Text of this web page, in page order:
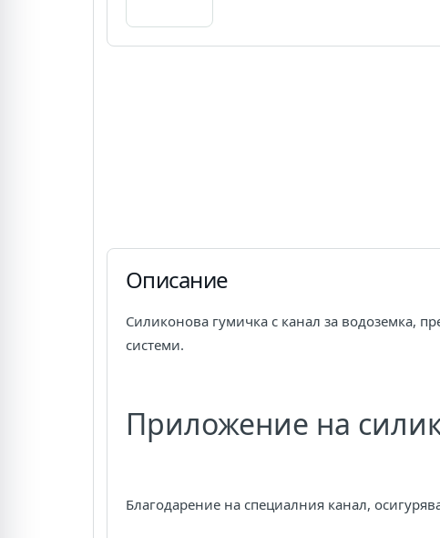
Описание
Силиконова гумичка с канал за водоземка,
системи.
Приложение на
Благодарение на специалния канал,